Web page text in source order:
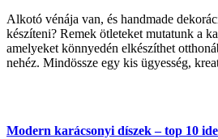
Alkotó vénája van, és handmade
készíteni? Remek ötleteket mutatunk a
amelyeket könnyedén elkészíthet
nehéz. Mindössze egy kis ügyesség,
Modern karácsonyi díszek – top 10